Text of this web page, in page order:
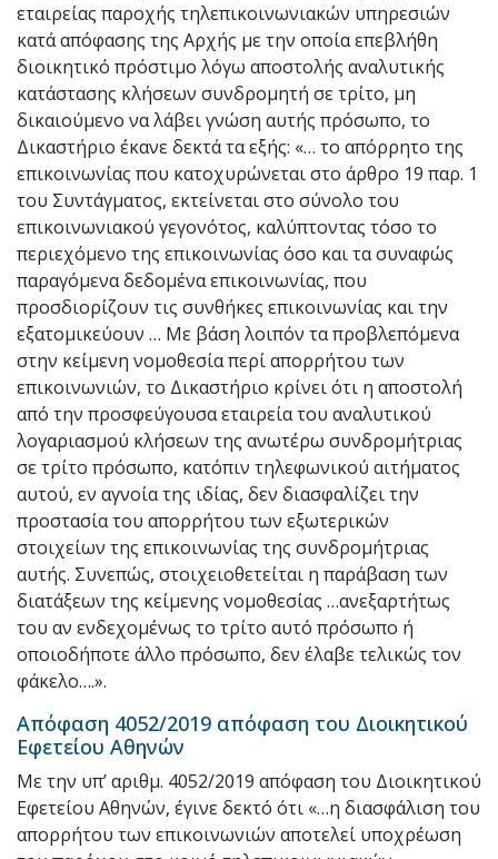
εταιρείας παροχής τηλεπικοινωνιακών υπηρεσιών
κατά απόφασης της Αρχής με την οποία επεβλήθη
διοικητικό πρόστιμο λόγω αποστολής αναλυτικής
κατάστασης κλήσεων συνδρομητή σε τρίτο, μη
δικαιούμενο να λάβει γνώση αυτής πρόσωπο, το
Δικαστήριο έκανε δεκτά τα εξής: «… το απόρρητο της
επικοινωνίας που κατοχυρώνεται στο άρθρο 19 παρ. 1
του Συντάγματος, εκτείνεται στο σύνολο του
επικοινωνιακού γεγονότος, καλύπτοντας τόσο το
περιεχόμενο της επικοινωνίας όσο και τα συναφώς
παραγόμενα δεδομένα επικοινωνίας, που
προσδιορίζουν τις συνθήκες επικοινωνίας και την
εξατομικεύουν … Με βάση λοιπόν τα προβλεπόμενα
στην κείμενη νομοθεσία περί απορρήτου των
επικοινωνιών, το Δικαστήριο κρίνει ότι η αποστολή
από την προσφεύγουσα εταιρεία του αναλυτικού
λογαριασμού κλήσεων της ανωτέρω συνδρομήτριας
σε τρίτο πρόσωπο, κατόπιν τηλεφωνικού αιτήματος
αυτού, εν αγνοία της ιδίας, δεν διασφαλίζει την
προστασία του απορρήτου των εξωτερικών
στοιχείων της επικοινωνίας της συνδρομήτριας
αυτής. Συνεπώς, στοιχειοθετείται η παράβαση των
διατάξεων της κείμενης νομοθεσίας …ανεξαρτήτως
του αν ενδεχομένως το τρίτο αυτό πρόσωπο ή
οποιοδήποτε άλλο πρόσωπο, δεν έλαβε τελικώς τον
φάκελο….».
Απόφαση 4052/2019 απόφαση του Διοικητικού
Εφετείου Αθηνών
Με την υπ’ αριθμ. 4052/2019 απόφαση του Διοικητικού
Εφετείου Αθηνών, έγινε δεκτό ότι «…η διασφάλιση του
απορρήτου των επικοινωνιών αποτελεί υποχρέωση